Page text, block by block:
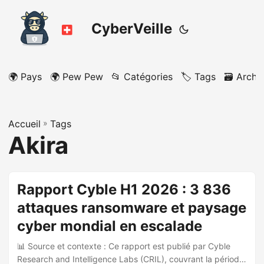
CyberVeille
🌍 Pays 🌍 Pew Pew 📂 Catégories 🏷️ Tags 🗃️
Accueil » Tags
Akira
Rapport Cyble H1 2026 : 3 836
attaques ransomware et paysage
cyber mondial en escalade
📊 Source et contexte : Ce rapport est publié par Cyble
Research and Intelligence Labs (CRIL), couvrant la période